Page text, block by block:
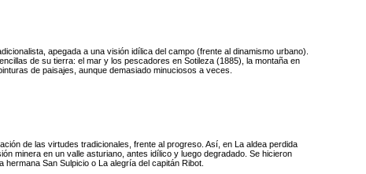
apegada a una visión idílica del campo (frente al dinamismo urbano).
de su tierra: el mar y los pescadores en Sotileza (1885), la montaña en
de paisajes, aunque demasiado minuciosos a veces.
de las virtudes tradicionales, frente al progreso. Así, en La aldea perdida
minera en un valle asturiano, antes idílico y luego degradado. Se hicieron
San Sulpicio o La alegría del capitán Ribot.